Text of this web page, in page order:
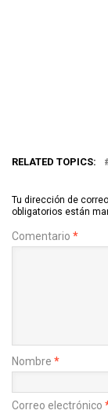
RELATED TOPICS:
Tu dirección de
obligatorios están
Comentario *
Nombre *
Correo electrónico